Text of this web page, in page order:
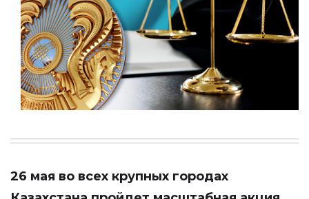
26 мая во всех крупных городах